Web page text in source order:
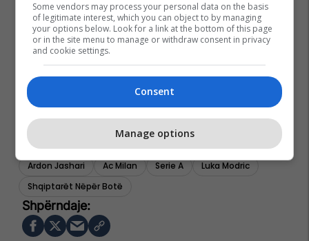
Ardon Jashari Ac Milan Serie A
Luka Modric
Shqiptarët Nëpër Botë
Some vendors may process your personal data on the basis
of legitimate interest, which you can object to by managing
your options below. Look for a link at the bottom of this page
or in the site menu to manage or withdraw consent in privacy
and cookie settings.
Consent
Manage options